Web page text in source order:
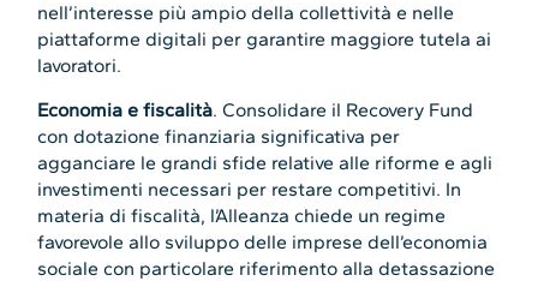
nell’interesse più ampio della collettività e nelle
piattaforme digitali per garantire maggiore tutela ai
lavoratori.
Economia e fiscalità. Consolidare il Recovery Fund
con dotazione finanziaria significativa per
agganciare le grandi sfide relative alle riforme e agli
investimenti necessari per restare competitivi. In
materia di fiscalità, l’Alleanza chiede un regime
favorevole allo sviluppo delle imprese dell’economia
sociale con particolare riferimento alla detassazione